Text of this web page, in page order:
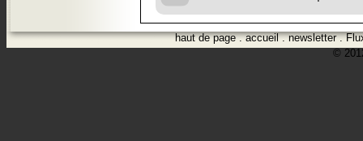
haut de page.accueil.newsletter.
©